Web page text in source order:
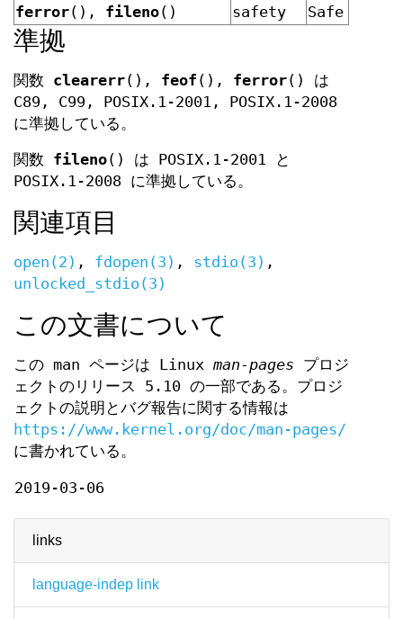
links
language-indep link
ferror(), fileno()
safety
Safe
準拠
関数 clearerr(), feof (), ferror() は
C89, C99, POSIX.1-2001, POSIX.1-2008
に準拠している。
関数 fileno() は POSIX.1-2001 と
POSIX.1-2008 に準拠している。
関連項目
open(2) , fdopen(3) , stdio(3) ,
unlocked_stdio(3)
この文書について
この man ページは Linux man-pages プロジ
ェクトのリリース 5.10 の一部である。プロジ
ェクトの説明とバグ報告に関する情報は
https://www.kernel.org/doc/man-pages/
に書かれている。
2019-03-06